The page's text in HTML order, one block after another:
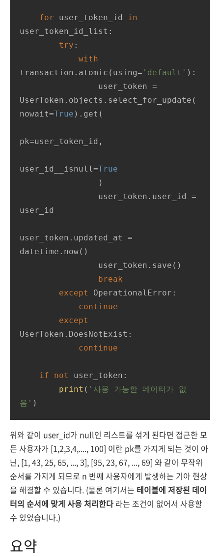
for user_token_id in
user_token_id_list:
try :
with
transaction.atomic(using= 'default' ):
UserToken.objects.select_for_update(
nowait=True ).get(
pk=user_token_id,
user_id__isnull=True
user_id
user_token.updated_at =
datetime.now()
break
except
OperationalError:
continue
except
UserToken.DoesNotExist:
continue
if not
user_token:
print ( '사용 가능한 데이터가 없
음'
위와 같이 user_id가 null인 리스트를 섞게 된다면 접근한 모
든 사용자가 [1,2,3,4,...., 100] 이란 pk를 가지게 되는 것이 아
닌, [1, 43, 25, 65, ..., 3], [95, 23, 67, ..., 69] 와 같이 무작위
순서를 가지게 되므로 n 번째 사용자에게 발생하는 기아 현상
을 해결할 수 있습니다. (물론 여기서는 테이블에 저장된 데이
터의 순서에 맞게 사용 처리한다 라는 조건이 없어서 사용할
수 있었습니다.)
요약